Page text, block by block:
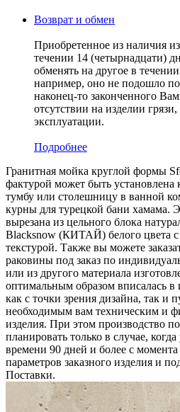
Возврат и обмен
Приобретенное из наличия
течении 14 (четырнадцати)
обменять на другое в
например, оно не подошло
наконец-то законченного
отсутствии на изделии
эксплуатации.
Подробнее
Гранитная мойка круглой формы
фактурой может быть установлена
тумбу или столешницу в ванной
курны для турецкой бани хамама.
вырезана из цельного блока
Blacksnow (КИТАЙ) белого цвета c
текстурой. Также вы можете
раковины под заказ по
или из другого материала
оптимальным образом вписалась в
как с точки зрения дизайна, так и
необходимым вам техническим и
изделия. При этом производство
планировать только в случае, когда
времени 90 дней и более с момента
параметров заказного изделия и
Поставки.